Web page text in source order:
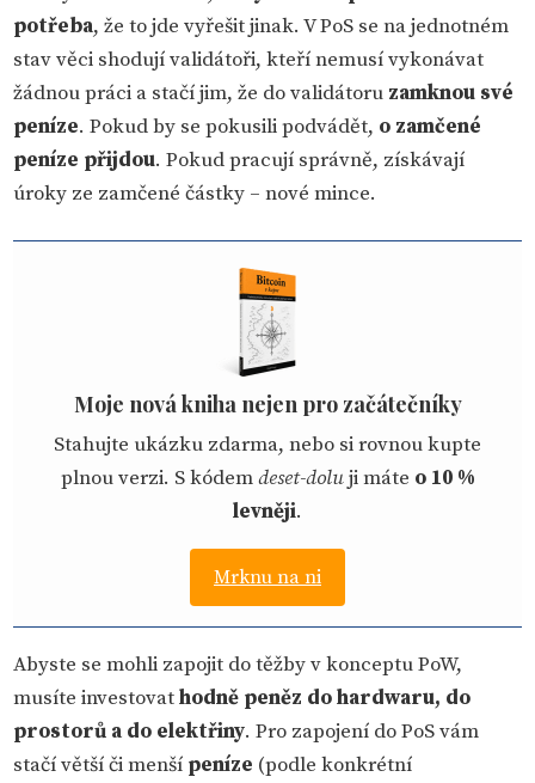
potřeba, že to jde vyřešit jinak. V PoS se na jednotném
stav věci shodují validátoři, kteří nemusí vykonávat
žádnou práci a stačí jim, že do validátoru zamknou své
peníze. Pokud by se pokusili podvádět, o zamčené
peníze přijdou. Pokud pracují správně, získávají
úroky ze zamčené částky – nové mince.
Moje nová kniha nejen pro začátečníky
Stahujte ukázku zdarma, nebo si rovnou kupte
plnou verzi. S kódemdeset-doluji máte o 10 %
levněji.
Mrknu na ni
Abyste se mohli zapojit do těžby v konceptu PoW,
musíte investovathodně peněz do hardwaru, do
prostorů a do elektřiny. Pro zapojení do PoS vám
stačí větší či menší peníze (podle konkrétní